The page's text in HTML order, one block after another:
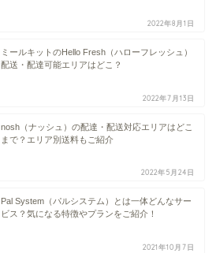
2022年8月1日
ミールキットのHello Fresh（ハローフレッシュ）
配送・配達可能エリアはどこ？
2022年7月13日
nosh（ナッシュ）の配達・配送対応エリアはどこ
まで？エリア別送料もご紹介
2022年5月24日
Pal System（パルシステム）とは一体どんなサー
ビス？気になる特徴やプランをご紹介！
2021年10月7日